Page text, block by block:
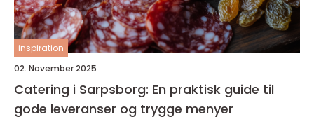
inspiration
02. November 2025
Catering i Sarpsborg: En praktisk guide til
gode leveranser og trygge menyer